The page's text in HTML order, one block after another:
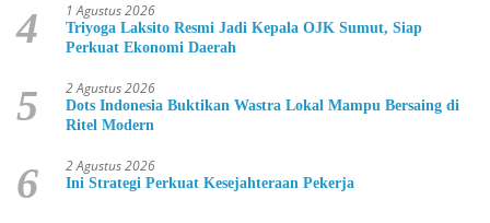
4 1 Agustus 2026
Triyoga Laksito Resmi Jadi Kepala OJK Sumut, Siap
Perkuat Ekonomi Daerah
5 2 Agustus 2026
Dots Indonesia Buktikan Wastra Lokal Mampu Bersaing di
Ritel Modern
6 2 Agustus 2026
Ini Strategi Perkuat Kesejahteraan Pekerja